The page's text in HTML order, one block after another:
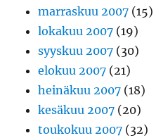
marraskuu 2007 (15)
lokakuu 2007 (19)
syyskuu 2007 (30)
elokuu 2007 (21)
heinäkuu 2007 (18)
kesäkuu 2007 (20)
toukokuu 2007 (32)